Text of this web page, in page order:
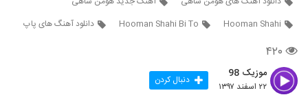
2132
Hooman Shahi
Hooman Shahi Bi To دانلود آهنگ های پاپ
۴۲۰
موزیک 98
۲۲ اسفند ۱۳۹۷ دنبال کردن